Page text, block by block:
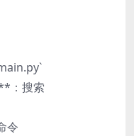
：搜索
令